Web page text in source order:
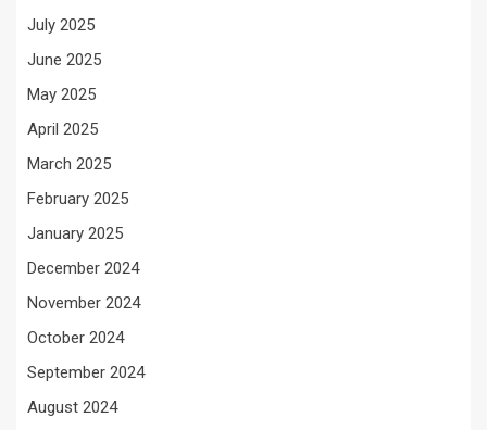
July 2025
June 2025
May 2025
April 2025
March 2025
February 2025
January 2025
December 2024
November 2024
October 2024
September 2024
August 2024